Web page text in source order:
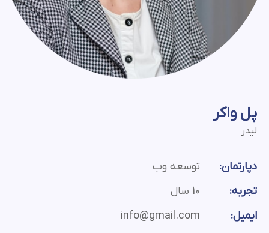
پل واکر
لیدر
دپارتمان:
توسعه وب
تجربه:
ایمیل:
info@gmail.com